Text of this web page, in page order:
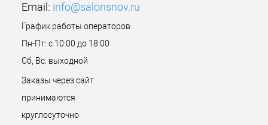
Email: info@salonsnov.ru
График работы операторов
Пн-Пт: с 10:00 до 18:00
Сб, Вс: выходной
Заказы через сайт
принимаются
круглосуточно